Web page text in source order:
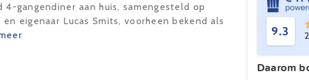
gangendiner aan huis, samengesteld op
eigenaar Lucas Smits, voorheen bekend als
9.3
Daarom